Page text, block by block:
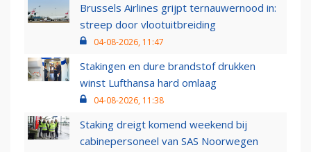
Brussels Airlines grijpt ternauwernood in:
streep door vlootuitbreiding
04-08-2026, 11:47
Stakingen en dure brandstof drukken
winst Lufthansa hard omlaag
04-08-2026, 11:38
Staking dreigt komend weekend bij
cabinepersoneel van SAS Noorwegen